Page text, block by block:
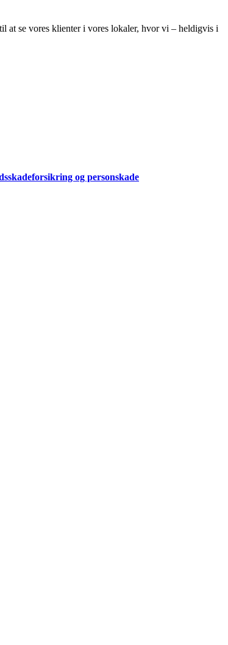
at se vores klienter i vores lokaler, hvor vi – heldigvis i
og personskade